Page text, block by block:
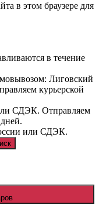
в этом браузере для
в течение
Лиговский
курьерской
СДЭК. Отправляем
или СДЭК.